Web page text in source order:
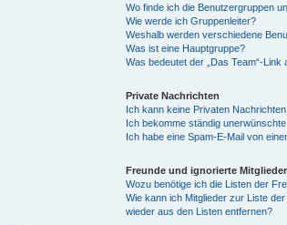
Wo finde ich die Benutzergruppen
Wie werde ich Gruppenleiter?
Weshalb werden verschiedene
Was ist eine Hauptgruppe?
Was bedeutet der „Das Team“-Link
Private Nachrichten
Ich kann keine Privaten
Ich bekomme ständig
Ich habe eine Spam-E-Mail von
Freunde und ignorierte Mitglieder
Wozu benötige ich die Listen der
Wie kann ich Mitglieder zur Liste
wieder aus den Listen entfernen?